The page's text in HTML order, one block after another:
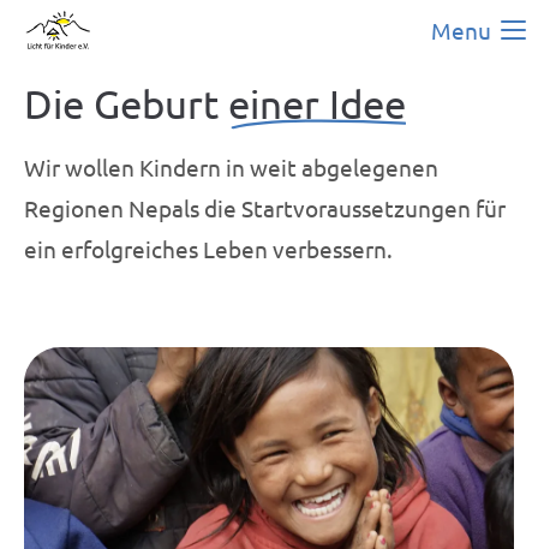
Menu
Die Geburt einer Idee
Wir wollen Kindern in weit abgelegenen
Regionen Nepals die Startvoraussetzungen für
ein erfolgreiches Leben verbessern.